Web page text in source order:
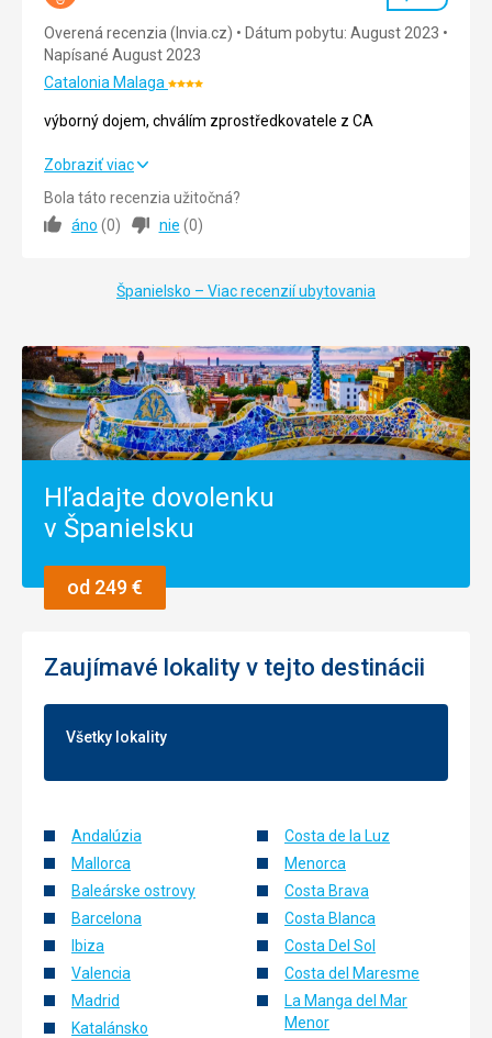
splnila naše očekávání.
Ubytovanie
Ubytování s terasou poskytovalo krásný výhled na moře.
Služby
Žádnou službu jsme od hotelu nepožadovali.
Táto recenzia bola preložená automaticky pomocou
Google Translate
Overená recenzia (Invia.cz)
Dátum pobytu: August 2023
Napísané August 2023
Catalonia MalagaHodnotenie:
4/5
výborný dojem, chválím zprostředkovatele z CA
výborný dojem, chválím zprostředkovatele z CA
Strava
Cena 5,0/ 5
Zobraziť viac
Bola táto recenzia užitočná?
áno (0) nie (0)
Španielsko – Viac recenzií ubytovania
Hľadajte dovolenku
v Španielsku
od 249 €
Zaujímavé lokality v tejto destinácii
Všetky lokality
Andalúzia
Mallorca
Baleárske ostrovy
Barcelona
Ibiza
Valencia
Madrid
Katalánsko
Costa de la Luz
Menorca
Costa Brava
Costa Blanca
Costa Del Sol
Costa del Maresme
La Manga del Mar
Menor